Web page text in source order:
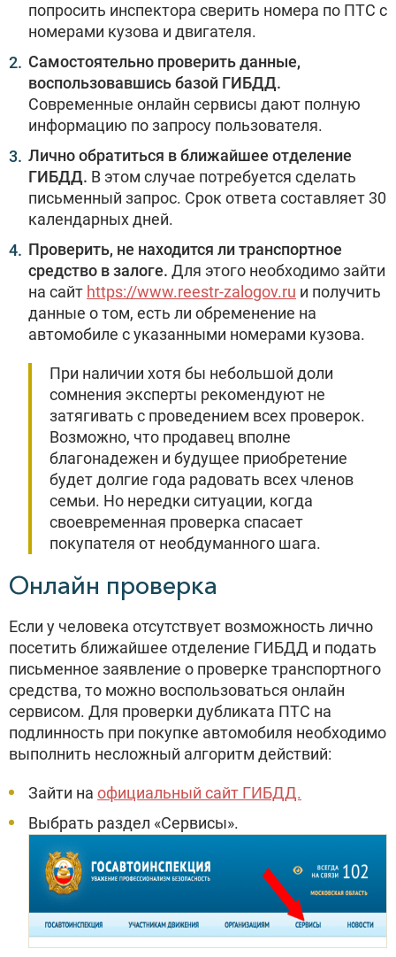
попросить инспектора сверить номера по ПТС с
номерами кузова и двигателя.
Самостоятельно проверить данные,
воспользовавшись базой ГИБДД.
Современные онлайн сервисы дают полную
информацию по запросу пользователя.
Лично обратиться в ближайшее отделение
ГИБДД. В этом случае потребуется сделать
письменный запрос. Срок ответа составляет 30
календарных дней.
Проверить, не находится ли транспортное
средство в залоге. Для этого необходимо зайти
на сайт https://www.reestr-zalogov.ru и получить
данные о том, есть ли обременение на
автомобиле с указанными номерами кузова.
При наличии хотя бы небольшой доли
сомнения эксперты рекомендуют не
затягивать с проведением всех проверок.
Возможно, что продавец вполне
благонадежен и будущее приобретение
будет долгие года радовать всех членов
семьи. Но нередки ситуации, когда
своевременная проверка спасает
покупателя от необдуманного шага.
Онлайн проверка
Если у человека отсутствует возможность лично
посетить ближайшее отделение ГИБДД и подать
письменное заявление о проверке транспортного
средства, то можно воспользоваться онлайн
сервисом. Для проверки дубликата ПТС на
подлинность при покупке автомобиля необходимо
выполнить несложный алгоритм действий:
Зайти на официальный сайт ГИБДД.
Выбрать раздел «Сервисы».